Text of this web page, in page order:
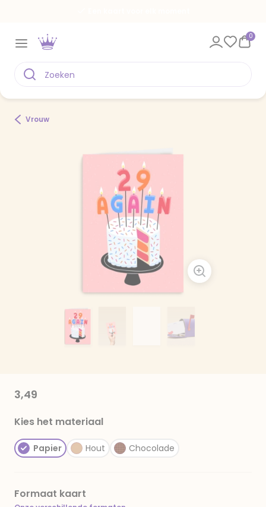
0
Vrouw
3,49
Kies het materiaal
Papier Hout Chocolade
Formaat kaart